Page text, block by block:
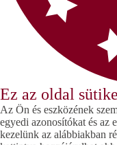
Ez az oldal
Az Ön és eszközének
egyedi azonosítókat és az
kezelünk az alábbiakban